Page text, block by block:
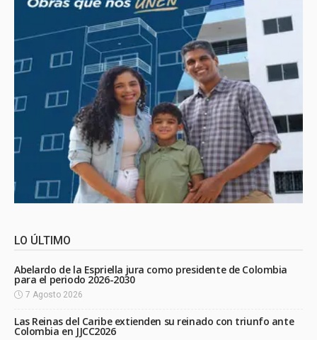
LO ÚLTIMO
Abelardo de la Espriella jura como presidente de Colombia
para el periodo 2026-2030
7 Agosto 2026
Las Reinas del Caribe extienden su reinado con triunfo ante
Colombia en JJCC2026